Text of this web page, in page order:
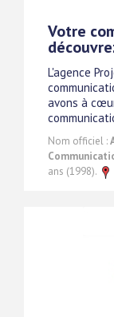
Votre
L'agence
avons à
Nom officiel :
ans (1998).